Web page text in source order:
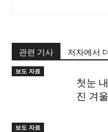
관련 기사 저자에서
보도 자료
첫눈
진 겨
보도 자료